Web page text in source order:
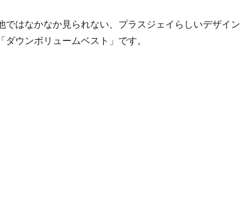
はなかなか見られない、プラスジェイらしいデザイン
ウンボリュームベスト」です。